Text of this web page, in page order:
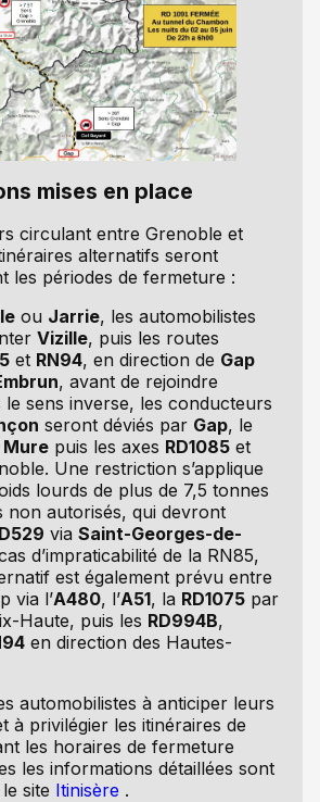
mises en place
circulant entre Grenoble et
alternatifs seront
les périodes de fermeture :
ou Jarrie, les automobilistes
Vizille, puis les routes
et RN94, en direction de Gap
, avant de rejoindre
le sens inverse, les conducteurs
seront déviés par Gap, le
Murepuis les axes RD1085et
Une restriction s’applique
lourds de plus de 7,5 tonnes
non autorisés, qui devront
via Saint-Georges-de-
d’impraticabilité de la RN85,
est également prévu entre
via l’A480, l’A51, la RD1075par
Haute, puis les RD994B,
en direction des Hautes-
automobilistes à anticiper leurs
à privilégier les itinéraires de
les horaires de fermeture
les informations détaillées sont
site Itinisère .